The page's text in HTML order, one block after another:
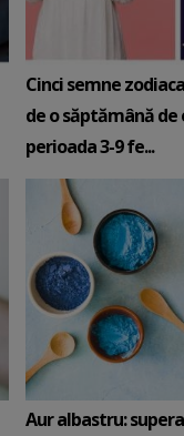
Cinci semne
de o săptămână de
perioada 3-9 fe...
Aur albastru: